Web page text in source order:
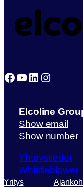
Facebook
YouTube
LinkedIn
Elcoline
Show email
Show number
Yhteystiedot
Whistleblower
Yritys